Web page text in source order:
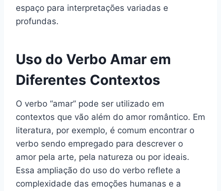
espaço para interpretações variadas e
profundas.
Uso do Verbo Amar em
Diferentes Contextos
O verbo “amar” pode ser utilizado em
contextos que vão além do amor romântico. Em
literatura, por exemplo, é comum encontrar o
verbo sendo empregado para descrever o
amor pela arte, pela natureza ou por ideais.
Essa ampliação do uso do verbo reflete a
complexidade das emoções humanas e a